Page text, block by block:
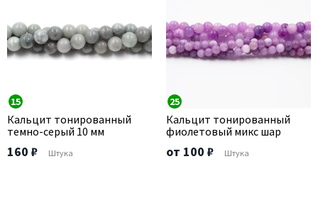
15
Кальцит тонированный
темно-серый 10 мм
160 ₽ Штука
25
Кальцит тонированный
фиолетовый микс шар
от 100 ₽ Штука